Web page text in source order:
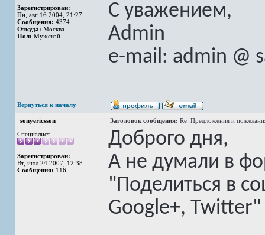
Зарегистрирован:
Пн, авг 16 2004, 21:27
Сообщения: 4374
Откуда: Москва
Пол: Мужской
С уважением,
Admin
e-mail: admin @
Вернуться к началу
sonyericsson Заголовок сообщения: Re: Предложения и
Специалист
Зарегистрирован:
Вт, июл 24 2007, 12:38
Сообщения: 116
Доброго дня,
А не думали в
"Поделиться в
Google+, Twitter"